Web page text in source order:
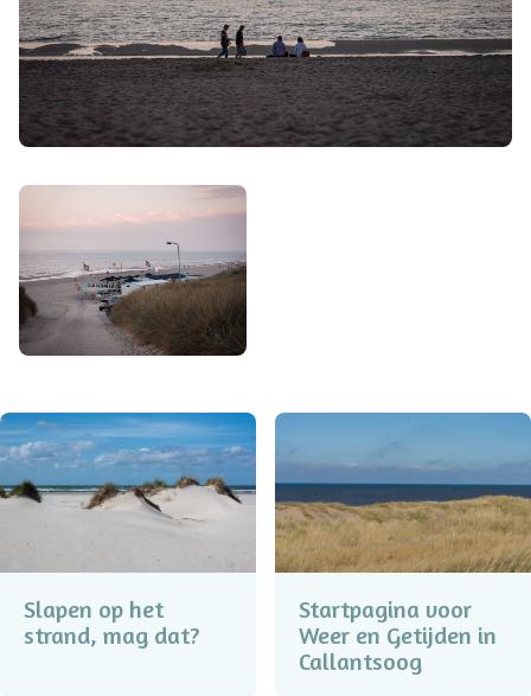
Slapen op het
strand, mag dat?
Startpagina voor
Weer en Getijden in
Callantsoog